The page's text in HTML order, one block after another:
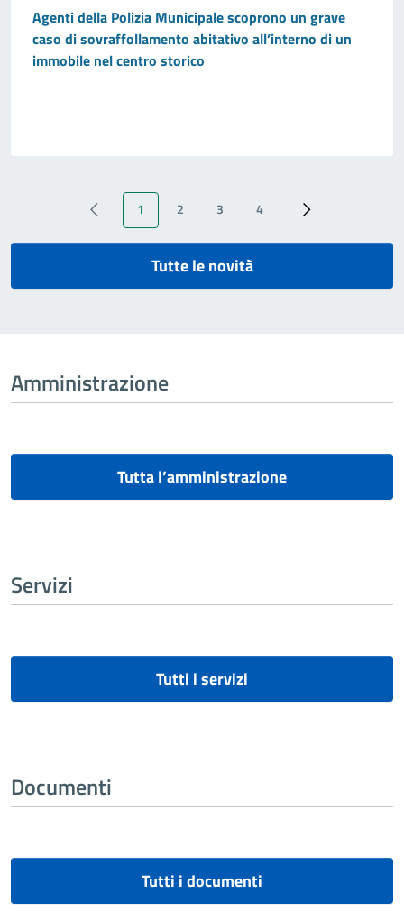
Agenti della Polizia Municipale scoprono un grave
caso di sovraffollamento abitativo all’interno di un
immobile nel centro storico
‹ PreviousPagina attuale
1 Page
2 Page
3 Page
4 Next ›
Tutte le novità
Amministrazione
Tutta l’amministrazione
Servizi
Tutti i servizi
Documenti
Tutti i documenti